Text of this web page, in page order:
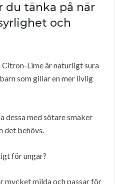
du tänka på när
och
Lime är naturligt sura
som gillar en mer livlig
dessa med sötare smaker
det behövs.
för ungar?
mycket milda och passar för